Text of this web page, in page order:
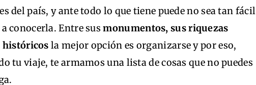
del país, y ante todo lo que tiene puede no sea tan fácil
conocerla. Entre susmonumentos, sus riquezas
históricos la mejor opción es organizarse y por eso,
tu viaje, te armamos una lista de cosas que no puedes